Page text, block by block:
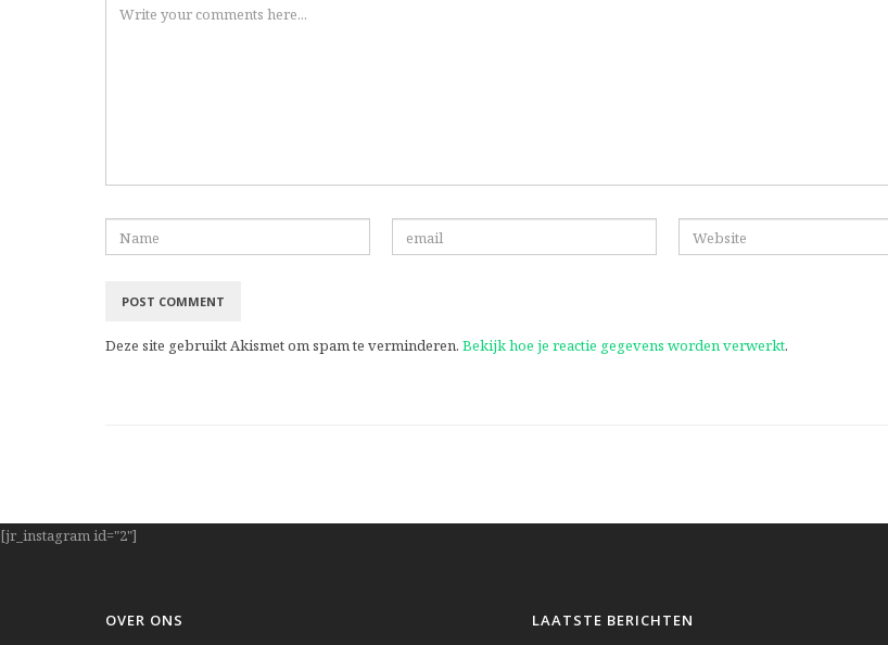
Deze site gebruikt Akismet om spam te verminderen. Bekijk hoe je reactie gegevens worden verwerkt.
[jr_instagram id="2"]
OVER ONS LAATSTE BERICHTEN